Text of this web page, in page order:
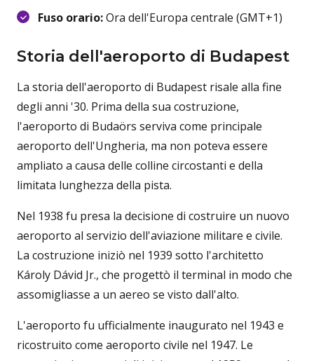
Fuso orario:Ora dell'Europa centrale (GMT+1)
Storia dell'aeroporto di Budapest
La storia dell'aeroporto di Budapest risale alla fine
degli anni '30. Prima della sua costruzione,
l'aeroporto di Budaörs serviva come principale
aeroporto dell'Ungheria, ma non poteva essere
ampliato a causa delle colline circostanti e della
limitata lunghezza della pista.
Nel 1938 fu presa la decisione di costruire un nuovo
aeroporto al servizio dell'aviazione militare e civile.
La costruzione iniziò nel 1939 sotto l'architetto
Károly Dávid Jr., che progettò il terminal in modo che
assomigliasse a un aereo se visto dall'alto.
L'aeroporto fu ufficialmente inaugurato nel 1943 e
ricostruito come aeroporto civile nel 1947. Le